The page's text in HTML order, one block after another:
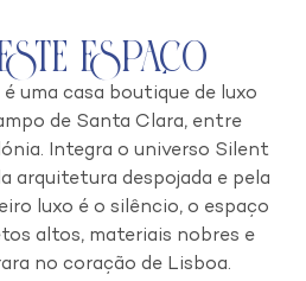
espaço
uma casa boutique de luxo
de Santa Clara, entre
Integra o universo Silent
arquitetura despojada e pela
luxo é o silêncio, o espaço
altos, materiais nobres e
no coração de Lisboa.